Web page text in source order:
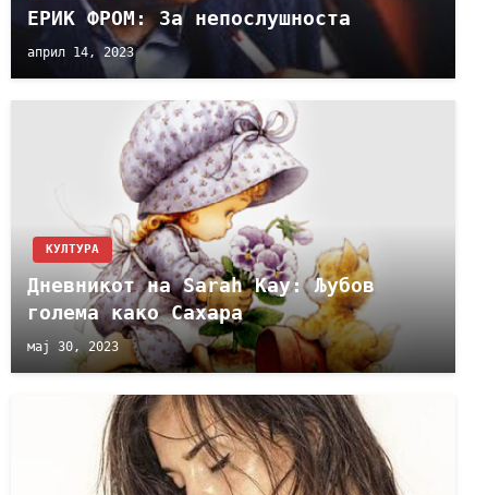
ЕРИК ФРОМ: За непослушноста
април 14, 2023
КУЛТУРА
Дневникот на Sarah Kay: Љубов
голема како Сахара
мај 30, 2023